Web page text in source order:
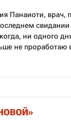
Панаиоти, врач,
ни одного
не проработаю